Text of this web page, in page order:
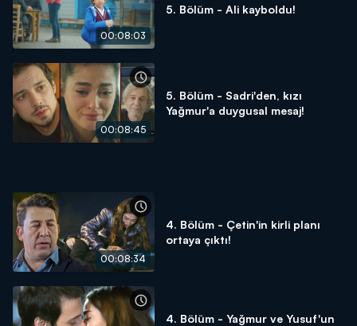
00:08:03
5. Bölüm - Ali kayboldu!
00:08:45
5. Bölüm - Sadri'den, kızı
Yağmur'a duygusal mesaj!
00:08:34
4. Bölüm - Çetin'in kirli planı
ortaya çıktı!
4. Bölüm - Yağmur ve Yusuf'un